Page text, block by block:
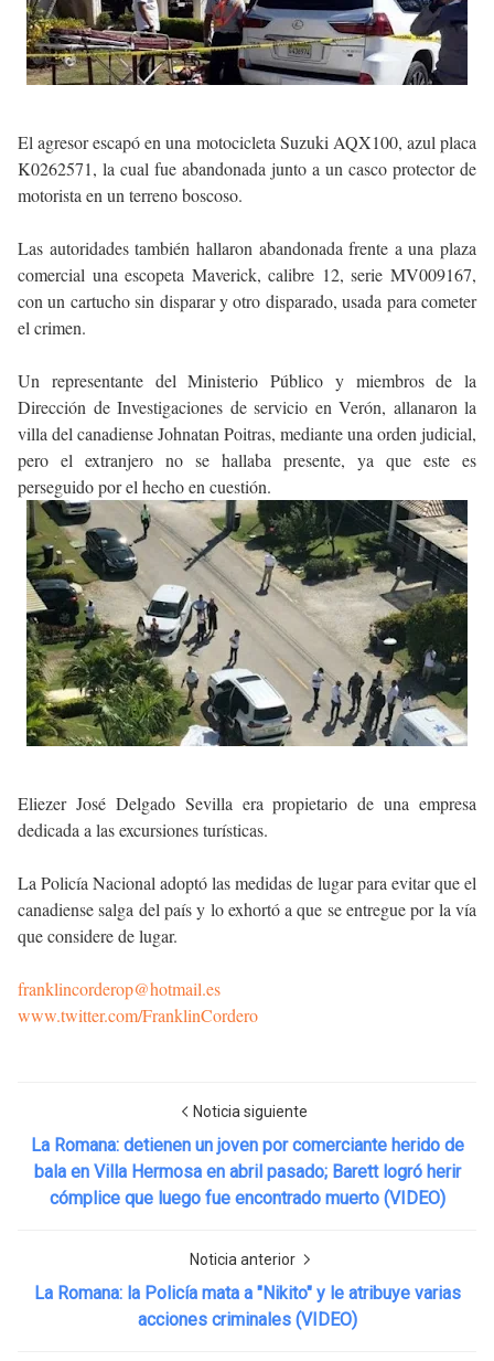
El agresor escapó en una motocicleta Suzuki AQX100, azul placa
K0262571, la cual fue abandonada junto a un casco protector de
motorista en un terreno boscoso.
Las autoridades también hallaron abandonada frente a una plaza
comercial una escopeta Maverick, calibre 12, serie MV009167,
con un cartucho sin disparar y otro disparado, usada para cometer
el crimen.
Un representante del Ministerio Público y miembros de la
Dirección de Investigaciones de servicio en Verón, allanaron la
villa del canadiense Johnatan Poitras, mediante una orden judicial,
pero el extranjero no se hallaba presente, ya que este es
perseguido por el hecho en cuestión.
Eliezer José Delgado Sevilla era propietario de una empresa
dedicada a las excursiones turísticas.
La Policía Nacional adoptó las medidas de lugar para evitar que el
canadiense salga del país y lo exhortó a que se entregue por la vía
que considere de lugar.
franklincorderop@hotmail.es
www.twitter.com/FranklinCordero
Noticia siguiente
La Romana: detienen un joven por comerciante herido de
bala en Villa Hermosa en abril pasado; Barett logró herir
cómplice que luego fue encontrado muerto (VIDEO)
Noticia anterior
La Romana: la Policía mata a "Nikito" y le atribuye varias
acciones criminales (VIDEO)